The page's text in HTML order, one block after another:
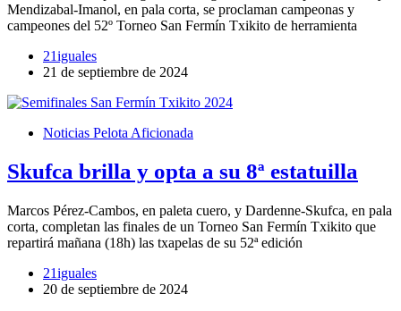
Mendizabal-Imanol, en pala corta, se proclaman campeonas y
campeones del 52º Torneo San Fermín Txikito de herramienta
21iguales
21 de septiembre de 2024
Noticias Pelota Aficionada
Skufca brilla y opta a su 8ª estatuilla
Marcos Pérez-Cambos, en paleta cuero, y Dardenne-Skufca, en pala
corta, completan las finales de un Torneo San Fermín Txikito que
repartirá mañana (18h) las txapelas de su 52ª edición
21iguales
20 de septiembre de 2024